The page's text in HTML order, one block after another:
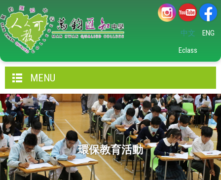
ENG
中文
Eclass
MENU
環保教育活動